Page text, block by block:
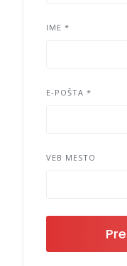
IME *
E-POŠTA *
VEB MESTO